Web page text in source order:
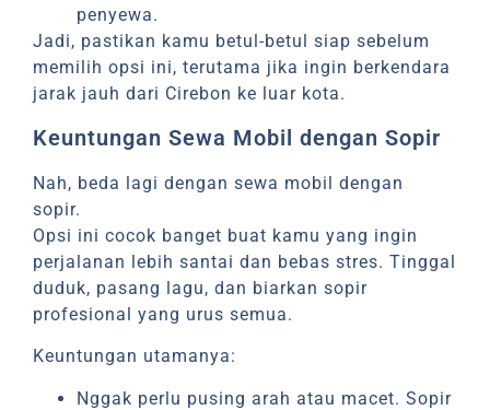
penyewa.
Jadi, pastikan kamu betul-betul siap sebelum
memilih opsi ini, terutama jika ingin berkendara
jarak jauh dari Cirebon ke luar kota.
Keuntungan Sewa Mobil dengan Sopir
Nah, beda lagi dengan sewa mobil dengan
sopir.
Opsi ini cocok banget buat kamu yang ingin
perjalanan lebih santai dan bebas stres. Tinggal
duduk, pasang lagu, dan biarkan sopir
profesional yang urus semua.
Keuntungan utamanya:
Nggak perlu pusing arah atau macet. Sopir